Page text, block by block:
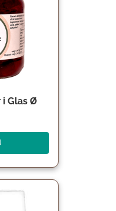
i Glas Ø